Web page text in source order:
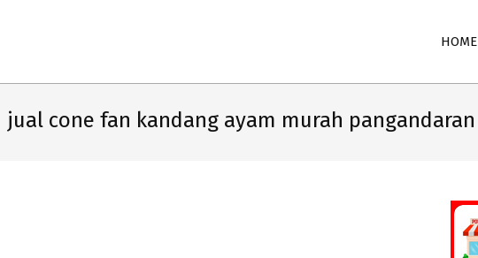
HOME
jual cone fan kandang ayam murah pangandaran